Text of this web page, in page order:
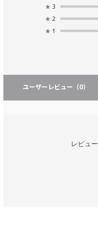
★ 3
★ 2
★ 1
ユーザーレビュー （0）
レビュ